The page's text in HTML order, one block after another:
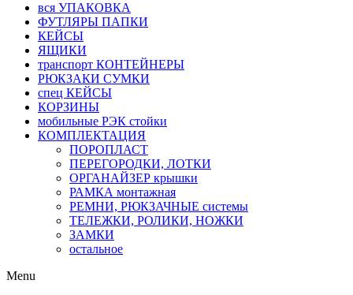
вся УПАКОВКА
ФУТЛЯРЫ ПАПКИ
КЕЙСЫ
ЯЩИКИ
транспорт КОНТЕЙНЕРЫ
РЮКЗАКИ СУМКИ
спец КЕЙСЫ
КОРЗИНЫ
мобильные РЭК стойки
КОМПЛЕКТАЦИЯ
ПОРОПЛАСТ
ПЕРЕГОРОДКИ, ЛОТКИ
ОРГАНАЙЗЕР крышки
РАМКА монтажная
РЕМНИ, РЮКЗАЧНЫЕ системы
ТЕЛЕЖКИ, РОЛИКИ, НОЖКИ
ЗАМКИ
остальное
Menu